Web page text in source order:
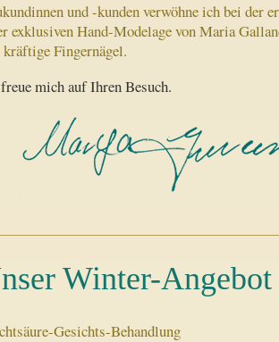
und -kunden verwöhne ich bei der
exklusiven Hand-Modelage von Maria
kräftige Fingernägel.
mich auf Ihren Besuch.
Winter-Angebot
Gesichts-Behandlung